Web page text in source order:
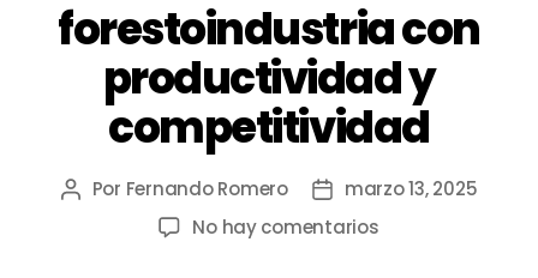
forestoindustria con
productividad y
competitividad
Por Fernando Romero
marzo 13, 2025
No hay comentarios